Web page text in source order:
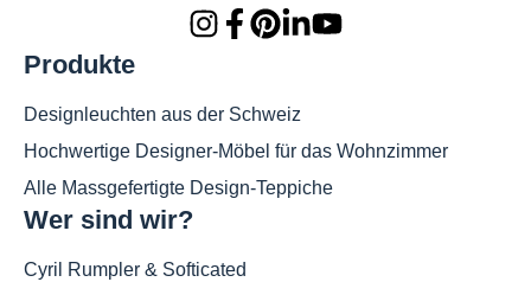
Produkte
Designleuchten aus der Schweiz
Hochwertige Designer-Möbel für das Wohnzimmer
Alle Massgefertigte Design-Teppiche
Wer sind wir?
Cyril Rumpler & Softicated